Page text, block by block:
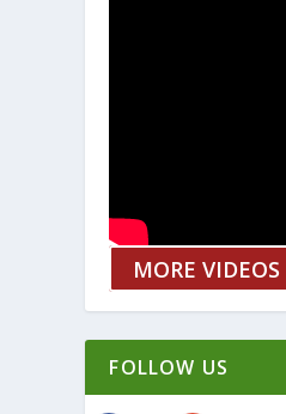
MORE VIDEOS
FOLLOW US